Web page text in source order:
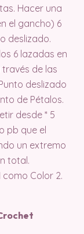
Hacer una
el gancho) 6
deslizado.
6 lazadas en
de las
deslizado
de Pétalos.
desde * 5
pb que el
un extremo
total.
como Color 2.